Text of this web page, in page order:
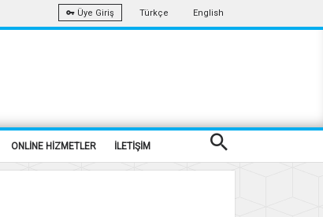
Üye Giriş Türkçe English
ONLİNE HİZMETLER İLETİŞİM